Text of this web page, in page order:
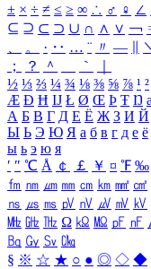
± × ÷ ≠ ≤ ≥ ∞ ∴ ♂ ♀ ∠
⊆ ⊇ ⊂ ⊃ ∪ ∩ ∧ ∨ ￢
、
。 · ‥ … ¨ 〃 ―
；
？ ＾ ｀
½ ⅓ ⅔ ¼ ¾ ⅛ ⅜ ⅝ ⅞ ¹ ²
Æ Ð Ħ Ĳ Ł Ø Œ Þ Ŧ Ŋ
А Б В Г Д Е Ё Ж З И Й
Ы Ь Э Ю Я а б в г д е ё
ы ь э ю я
′ ″ ℃ Å ￠ ￡ ￥ ¤ ℉ ‰
㎙ ㎚ ㎛ ㎜ ㎝ ㎞ ㎟ ㎠
㎱ ㎲ ㎳ ㎴ ㎵ ㎶ ㎷ ㎸
㎒ ㎓ ㎔ Ω ㏀ ㏁ ㎊ ㎋
㏃ ㏉ ㏜ ㏆
§ ※ ☆ ★ ○ ● ◎ ◇ ◆